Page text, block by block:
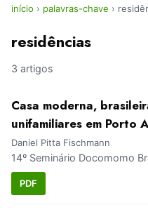
início › palavras-chave ›
residências
3 artigos
Casa moderna,
unifamiliares em Porto
Daniel Pitta Fischmann
14º Seminário Docomomo
PDF